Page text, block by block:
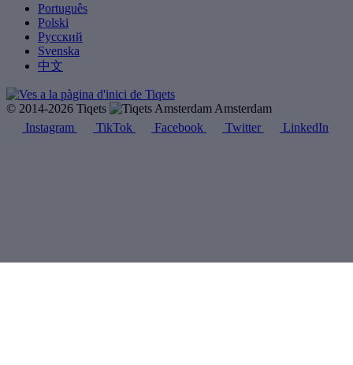
Português
Polski
Русский
Svenska
中文
© 2014-2026 Tiqets
Amsterdam
Instagram
TikTok Facebook Twitter LinkedIn